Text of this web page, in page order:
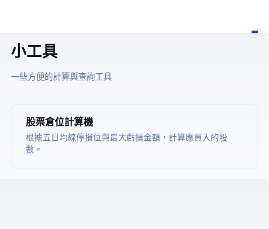
小工具
一些方便的計算與查詢工具
股票倉位計算機
根據五日均線停損位與最大虧損金額，計算應買入的股
數。